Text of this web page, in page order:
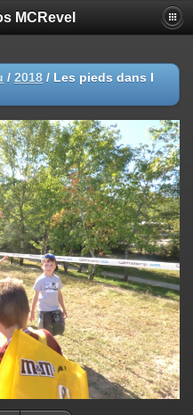
MCRevel
/ 2018 / Les pieds dans l